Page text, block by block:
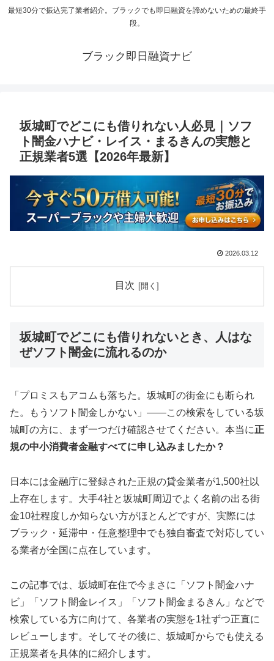
最短30分で振込完了業者紹介。ブラックでも即日融資を諦めないための最終手
段。
ブラック即日融資ナビ
坂城町でどこにも借りれない人必見｜ソフ
ト闇金ハナビ・レイス・まるきんの実態と
正規業者5選【2026年最新】
2026.03.12
目次
坂城町でどこにも借りれないとき、人はな
ぜソフト闇金に流れるのか
「プロミスもアコムも落ちた。坂城町の街金にも断られ
た。もうソフト闇金しかない」——この検索をしている坂
城町の方に、まず一つだけ確認させてください。本当に正
規の中小消費者金融すべてに申し込みましたか？
日本には金融庁に登録された正規の貸金業者が1,500社以
上存在します。大手4社と坂城町周辺でよく名前の出る街
金10社程度しか知らない方がほとんどですが、実際には
ブラック・延滞中・任意整理中でも独自審査で対応してい
る業者が全国に点在しています。
この記事では、坂城町在住で今まさに「ソフト闇金ハナ
ビ」「ソフト闇金レイス」「ソフト闇金まるきん」などで
検索している方に向けて、各業者の実態を1社ずつ正直に
レビューします。そしてその後に、坂城町からでも使える
正規業者を具体的に紹介します。